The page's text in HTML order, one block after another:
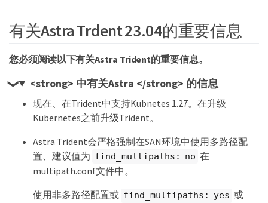
有关Astra Trdent 23.04的重要信息
您必须阅读以下有关Astra Trident的重要信息。
<strong> 中有关Astra </strong> 的信息
现在、在Trident中支持Kubnetes 1.27。在升级
Kubernetes之前升级Trident。
Astra Trident会严格强制在SAN环境中使用多路径配
置、建议值为 find_multipaths: no 在
multipath.conf文件中。
使用非多路径配置或 find_multipaths: yes 或